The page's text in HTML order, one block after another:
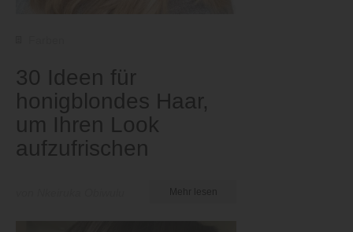
30 Ideen für
honigblondes Haar,
um Ihren Look
aufzufrischen